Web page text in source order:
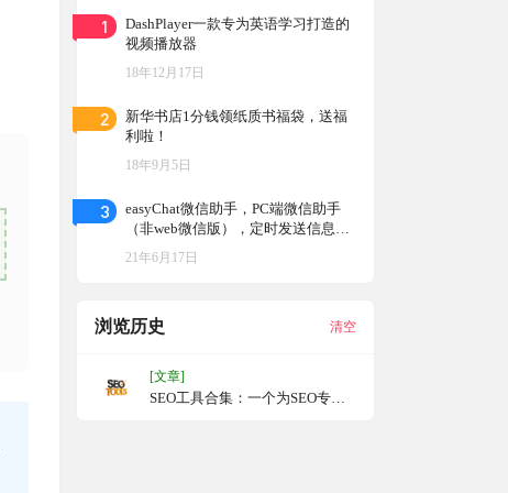
1
DashPlayer一款专为英语学习打造的
视频播放器
18年12月17日
2
新华书店1分钱领纸质书福袋，送福
利啦！
18年9月5日
3
easyChat微信助手，PC端微信助手
（非web微信版），定时发送信息，
群发信息，自动回复等
21年6月17日
浏览历史 清空
[文章]
SEO工具合集：一个为SEO专业